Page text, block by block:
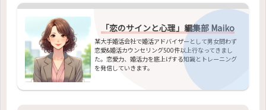
「恋のサインと心理」編集部 Maiko
某大手婚活会社で婚活アドバイザーとして男女問わず
恋愛&婚活カウンセリング500件以上行なってきまし
た。恋愛力、婚活力を底上げする知識とトレーニング
を発信していきます。